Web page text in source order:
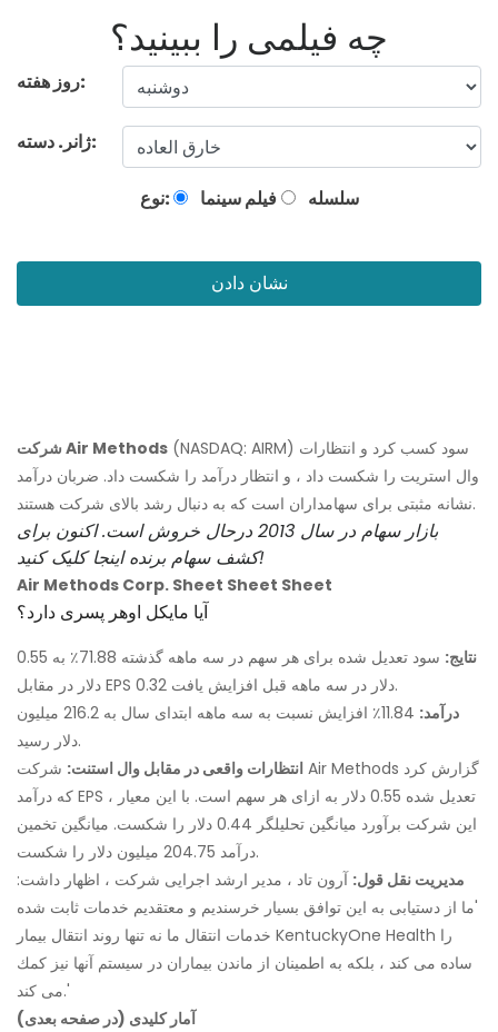
چه فیلمی را ببینید؟
روز هفته:
ژانر. دسته:
نوع: فیلم سینما سلسله
نشان دادن
شرکت Air Methods (NASDAQ: AIRM) سود کسب کرد و انتظارات
وال استریت را شکست داد ، و انتظار درآمد را شکست داد. ضربان درآمد
نشانه مثبتی برای سهامداران است که به دنبال رشد بالای شرکت هستند.
بازار سهام در سال 2013 درحال خروش است. اکنون برای
کشف سهام برنده اینجا کلیک کنید!
Air Methods Corp. Sheet Sheet Sheet
آیا مایکل اوهر پسری دارد؟
نتایج:
سود تعدیل شده برای هر سهم در سه ماهه گذشته 71.88٪ به 0.55
دلار در مقابل EPS 0.32 دلار در سه ماهه قبل افزایش یافت.
درآمد:
11.84٪ افزایش نسبت به سه ماهه ابتدای سال به 216.2 میلیون
دلار رسید.
انتظارات واقعی در مقابل وال استنت: شرکت Air Methods گزارش کرد
که درآمد EPS تعدیل شده 0.55 دلار به ازای هر سهم است. با این معیار ،
این شرکت برآورد میانگین تحلیلگر 0.44 دلار را شکست. میانگین تخمین
درآمد 204.75 میلیون دلار را شکست.
مدیریت نقل قول: آرون تاد ، مدیر ارشد اجرایی شرکت ، اظهار داشت:
'ما از دستیابی به این توافق بسیار خرسندیم و معتقدیم خدمات ثابت شده
خدمات انتقال ما نه تنها روند انتقال بیمار KentuckyOne Health را
ساده می كند ، بلكه به اطمینان از ماندن بیماران در سیستم آنها نیز كمك
می كند.'
آمار کلیدی (در صفحه بعدی)